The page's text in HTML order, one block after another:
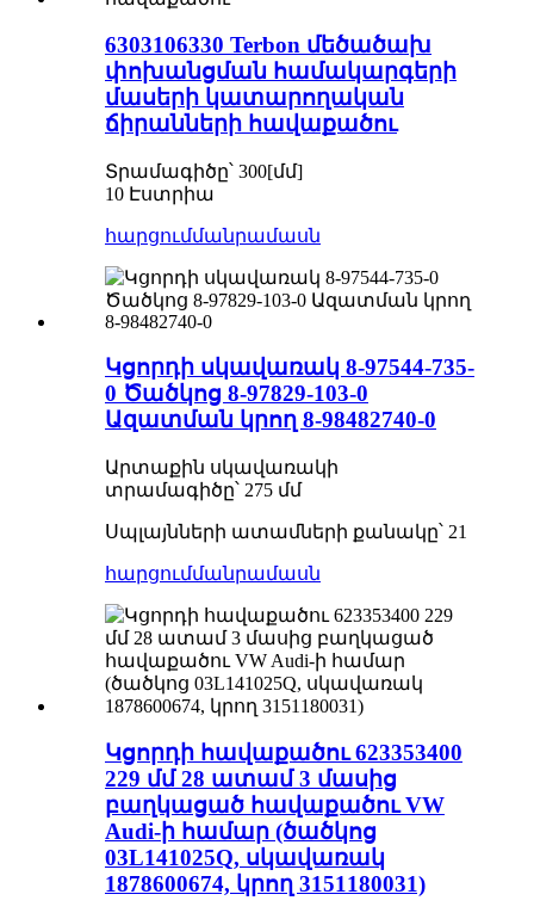
6303106330 Terbon մեծածախ
փոխանցման համակարգերի
մասերի կատարողական
ճիրանների հավաքածու
Տրամագիծը՝ 300[մմ]
10 Էստրիա
հարցումմանրամասն
Կցորդի սկավառակ 8-97544-735-
0 Ծածկոց 8-97829-103-0
Ազատման կրող 8-98482740-0
Արտաքին սկավառակի
տրամագիծը՝ 275 մմ
Սպլայնների ատամների քանակը՝ 21
հարցումմանրամասն
Կցորդի հավաքածու 623353400
229 մմ 28 ատամ 3 մասից
բաղկացած հավաքածու VW
Audi-ի համար (ծածկոց
03L141025Q, սկավառակ
1878600674, կրող 3151180031)